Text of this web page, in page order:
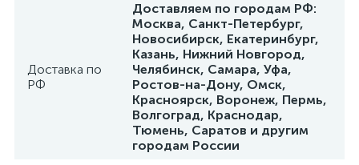
Доставка по
РФ
Доставляем по городам РФ:
Москва, Санкт-Петербург,
Новосибирск, Екатеринбург,
Казань, Нижний Новгород,
Челябинск, Самара, Уфа,
Ростов-на-Дону, Омск,
Красноярск, Воронеж, Пермь,
Волгоград, Краснодар,
Тюмень, Саратов и другим
городам России